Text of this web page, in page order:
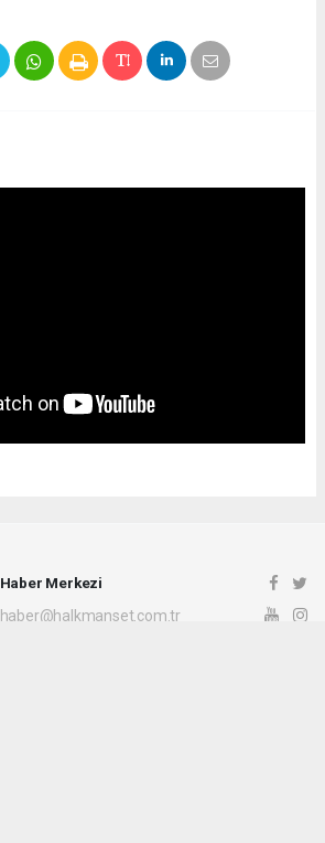
Haber Merkezi
haber@halkmanset.com.tr